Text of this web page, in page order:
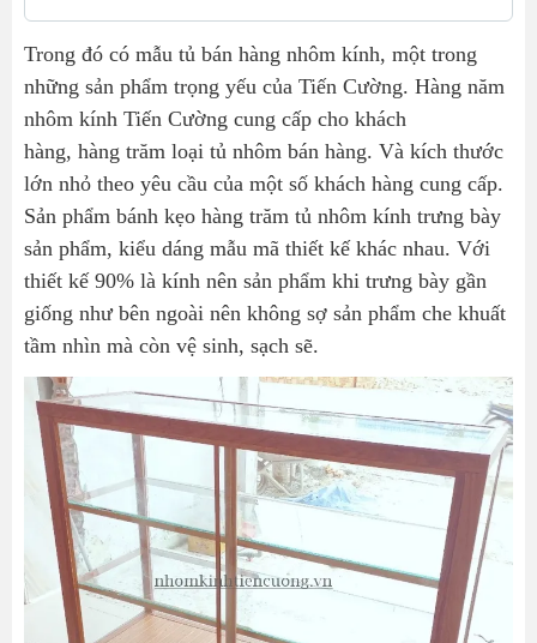
Trong đó có mẫu tủ bán hàng nhôm kính, một trong
những sản phẩm trọng yếu của Tiến Cường. Hàng năm
nhôm kính Tiến Cường cung cấp cho khách
hàng, hàng trăm loại tủ nhôm bán hàng. Và kích thước
lớn nhỏ theo yêu cầu của một số khách hàng cung cấp.
Sản phẩm bánh kẹo hàng trăm tủ nhôm kính trưng bày
sản phẩm, kiểu dáng mẫu mã thiết kế khác nhau. Với
thiết kế 90% là kính nên sản phẩm khi trưng bày gần
giống như bên ngoài nên không sợ sản phẩm che khuất
tầm nhìn mà còn vệ sinh, sạch sẽ.